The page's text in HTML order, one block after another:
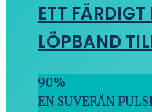
ETT
LÖPBAND
90%
EN SUVERÄN